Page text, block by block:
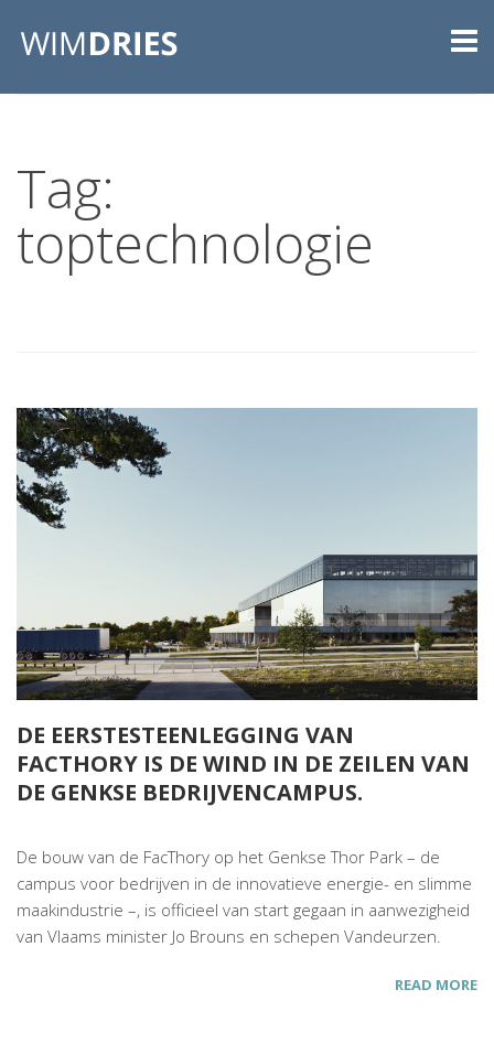
Tag:
toptechnologie
DE EERSTESTEENLEGGING VAN
FACTHORY IS DE WIND IN DE ZEILEN VAN
DE GENKSE BEDRIJVENCAMPUS.
De bouw van de FacThory op het Genkse Thor Park – de
campus voor bedrijven in de innovatieve energie- en slimme
maakindustrie –, is officieel van start gegaan in aanwezigheid
van Vlaams minister Jo Brouns en schepen Vandeurzen.
READ MORE